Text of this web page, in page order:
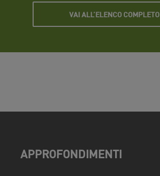
VAI ALL’ELENCO COMPLETO
APPROFONDIMENTI